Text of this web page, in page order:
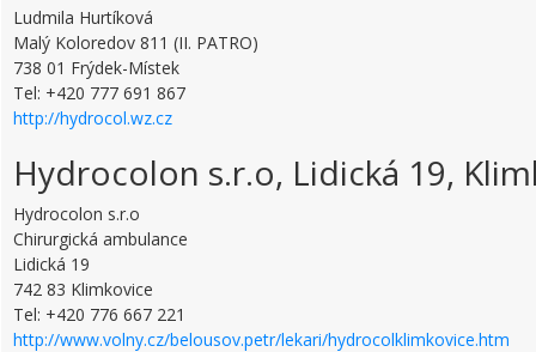
Ludmila Hurtíková
Malý Koloredov 811 (II. PATRO)
738 01 Frýdek-Místek
Tel: +420 777 691 867
http://hydrocol.wz.cz
Hydrocolon s.r.o, Lidická 19,
Hydrocolon s.r.o
Chirurgická ambulance
Lidická 19
742 83 Klimkovice
Tel: +420 776 667 221
http://www.volny.cz/belousov.petr/lekari/hydrocolklimkovice.htm